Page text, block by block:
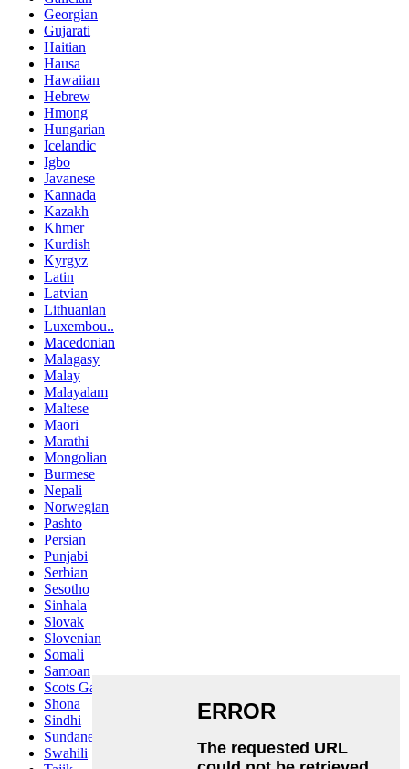
Georgian
Gujarati
Haitian
Hausa
Hawaiian
Hebrew
Hmong
Hungarian
Icelandic
Igbo
Javanese
Kannada
Kazakh
Khmer
Kurdish
Kyrgyz
Latin
Latvian
Lithuanian
Luxembou..
Macedonian
Malagasy
Malay
Malayalam
Maltese
Maori
Marathi
Mongolian
Burmese
Nepali
Norwegian
Pashto
Persian
Punjabi
Serbian
Sesotho
Sinhala
Slovak
Slovenian
Somali
Samoan
Scots Gaelic
Shona
Sindhi
Sundanese
Swahili